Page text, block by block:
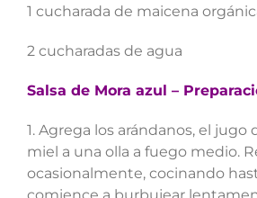
1 cucharada de maicena
2 cucharadas de agua
Salsa de Mora azul –
1. Agrega los arándanos, el jugo
miel a una olla a fuego medio.
ocasionalmente, cocinando